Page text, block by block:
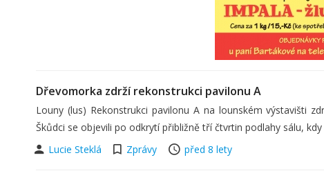
Dřevomorka zdrží rekonstrukci pavilonu A
Louny (lus) Rekonstrukci pavilonu A na lounském výstavišti
Škůdci se objevili po odkrytí přibližně tří čtvrtin podlahy sálu,
Lucie Steklá
Zprávy před 8 lety